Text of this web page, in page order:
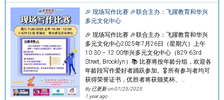
🎉 现场写作比赛 🎉联合主办：飞躍教育和华兴
多元文化中心
🎉 现场写作比赛 🎉联合主办：飞躍教育和华兴
多元文化中心2025年7月26日（星期六）上午
10:30 – 12:00华兴多元文化中心（829 63rd
Street, Brooklyn）📚 比赛将按年龄分组，欢迎各
年龄段写作爱好者踊跃参加。🎖 所有参与者均可
获得荣誉证书，优胜者将获颁奖杯、…
By 已更新 on07/25/2025
1 year ago